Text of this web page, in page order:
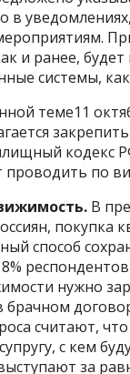
в
и ранее,
системы,
теме11
кодекс
проводить по
В
покупка
способ
нужно
брачном
считают,
с кем
за